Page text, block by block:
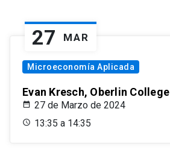
27 MAR
Microeconomía Aplicada
Evan Kresch, Oberlin College
27 de Marzo de 2024
13:35 a 14:35